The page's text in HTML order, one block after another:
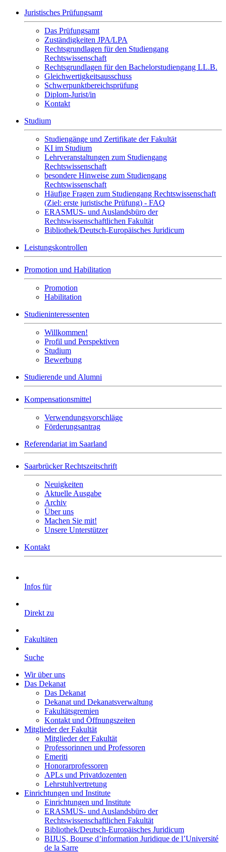
Juristisches Prüfungsamt
Das Prüfungsamt
Zuständigkeiten JPA/LPA
Rechtsgrundlagen für den Studiengang
Rechtswissenschaft
Rechtsgrundlagen für den Bachelorstudiengang LL.B.
Gleichwertigkeitsausschuss
Schwerpunktbereichsprüfung
Diplom-Jurist/in
Kontakt
Studium
Studiengänge und Zertifikate der Fakultät
KI im Studium
Lehrveranstaltungen zum Studiengang
Rechtswissenschaft
besondere Hinweise zum Studiengang
Rechtswissenschaft
Häufige Fragen zum Studiengang Rechtswissenschaft
(Ziel: erste juristische Prüfung) - FAQ
ERASMUS- und Auslandsbüro der
Rechtswissenschaftlichen Fakultät
Bibliothek/Deutsch-Europäisches Juridicum
Leistungskontrollen
Promotion und Habilitation
Promotion
Habilitation
Studieninteressenten
Willkommen!
Profil und Perspektiven
Studium
Bewerbung
Studierende und Alumni
Kompensationsmittel
Verwendungsvorschläge
Förderungsantrag
Referendariat im Saarland
Saarbrücker Rechtszeitschrift
Neuigkeiten
Aktuelle Ausgabe
Archiv
Über uns
Machen Sie mit!
Unsere Unterstützer
Kontakt
Infos für
Direkt zu
Fakultäten
Suche
Wir über uns
Das Dekanat
Das Dekanat
Dekanat und Dekanatsverwaltung
Fakultätsgremien
Kontakt und Öffnungszeiten
Mitglieder der Fakultät
Mitglieder der Fakultät
Professorinnen und Professoren
Emeriti
Honorarprofessoren
APLs und Privatdozenten
Lehrstuhlvertretung
Einrichtungen und Institute
Einrichtungen und Institute
ERASMUS- und Auslandsbüro der
Rechtswissenschaftlichen Fakultät
Bibliothek/Deutsch-Europäisches Juridicum
BIJUS, Bourse d’information Juridique de l’Université
de la Sarre